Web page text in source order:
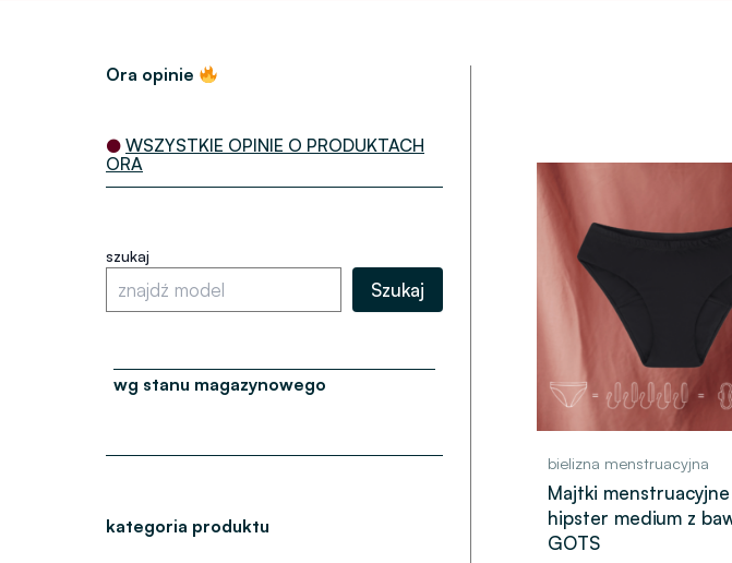
Ora opinie
● WSZYSTKIE OPINIE O PRODUKTACH
ORA
szukaj
Szukaj
wg stanu magazynowego
kategoria produktu
bielizna menstruacyjna
Majtki menstruacyjne
hipster medium z
GOTS